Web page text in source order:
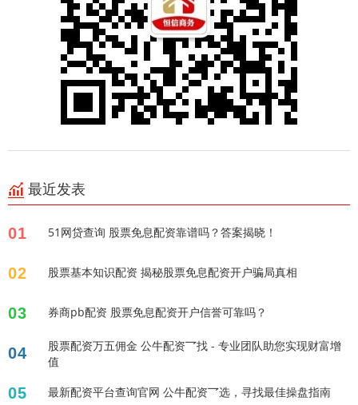
最近发表
01 51网贷查询 股票免息配资靠谱吗？答案揭晓！
02 股票基本知识配资 揭秘股票免息配资开户骗局真相
03 券商pb配资 股票免息配资开户信誉可靠吗？
04
股票配资万五佣金 公牛配资乛找 - 专业团队助您实现财富增
值
05 最新配资平台查询官网 公牛配资乛选，寻找最佳操盘指南